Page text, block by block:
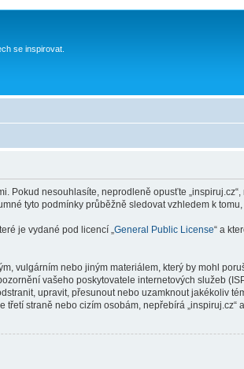
se inspirovat.
Pokud nesouhlasíte, neprodleně opusťte
tyto podmínky průběžně sledovat vzhledem k
je vydané pod licencí „General Public License“ a
vulgárním nebo jiným materiálem, který by mohl
vašeho poskytovatele internetových služeb
upravit, přesunout nebo uzamknout jakékoliv
třetí straně nebo cizím osobám, nepřebírá